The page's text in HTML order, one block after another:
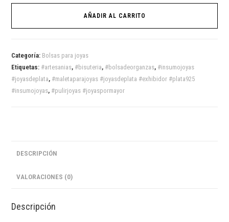
AÑADIR AL CARRITO
Categoría: Bolsas para joyas
Etiquetas: #artesanias, #bisuteria, #bolsadeorganzas, #insumojoyas
#joyasdeplata, #maletaparajoyas #joyasdeplata #exhibidor #plata925
#insumojoyas, #pulirjoyas #joyaspormayor
DESCRIPCIÓN
VALORACIONES (0)
Descripción